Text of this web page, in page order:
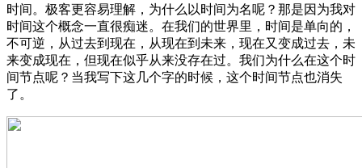
时间。极客更容易理解，为什么以时间为名呢？那是因为我对
时间这个概念一直很痴迷。在我们的世界里，时间是单向的，
不可逆，从过去到现在，从现在到未来，现在又变成过去，未
来变成现在，但现在似乎从来没存在过。我们为什么在这个时
间节点呢？当我写下这几个字的时候，这个时间节点也消失
了。